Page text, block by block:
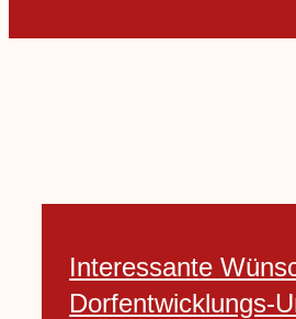
Interessante
Dorfentwicklungs-